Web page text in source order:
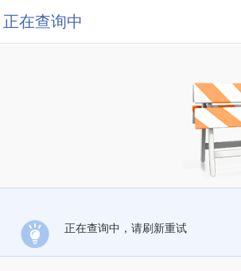
正在查询中
正在查询中，请刷新重试